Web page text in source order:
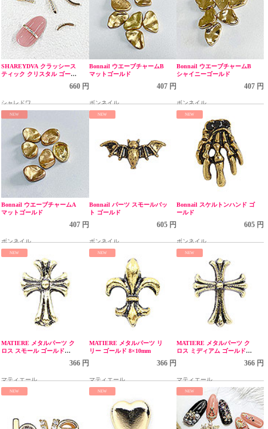
SHAREYDVA クラッシース
ティック クリスタル ゴール
660 円
シャレドワ
Bonnail ウエーブチャームB
マットゴールド
407 円
ボンネイル
Bonnail ウエーブチャームB
シャイニーゴールド
407 円
ボンネイル
NEW
Bonnail ウエーブチャームA
マットゴールド
407 円
ボンネイル
NEW
Bonnail パーツ スモールバッ
ト ゴールド
605 円
ボンネイル
NEW
Bonnail スケルトンハンド ゴ
ールド
605 円
ボンネイル
NEW
MATIERE メタルパーツ ク
ロス スモール ゴールド
366 円
マティエール
NEW
MATIERE メタルパーツ リ
リー ゴールド 8×10mm
366 円
マティエール
NEW
MATIERE メタルパーツ ク
ロス ミディアム ゴールド
366 円
マティエール
NEW NEW NEW